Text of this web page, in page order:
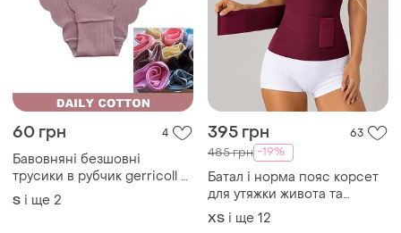
60 грн 4
Бавовняні безшовні
трусики в рубчик gerricoll з
хвилястим краєм, розміри l,
xl, xxl
S і ще 2
395 грн
-19%
Батал і норма пояс корсет
для утяжки живота та
корекції талії xs-9xl 5121
ХS і ще 12
TOP TOP